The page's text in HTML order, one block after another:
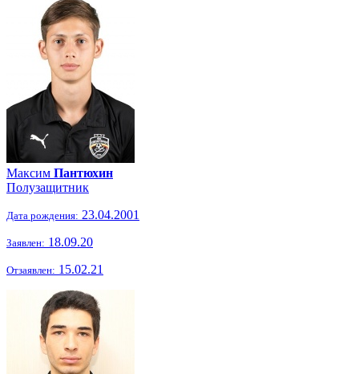
Максим Пантюхин
Полузащитник
Дата рождения: 23.04.2001
Заявлен: 18.09.20
Отзаявлен: 15.02.21